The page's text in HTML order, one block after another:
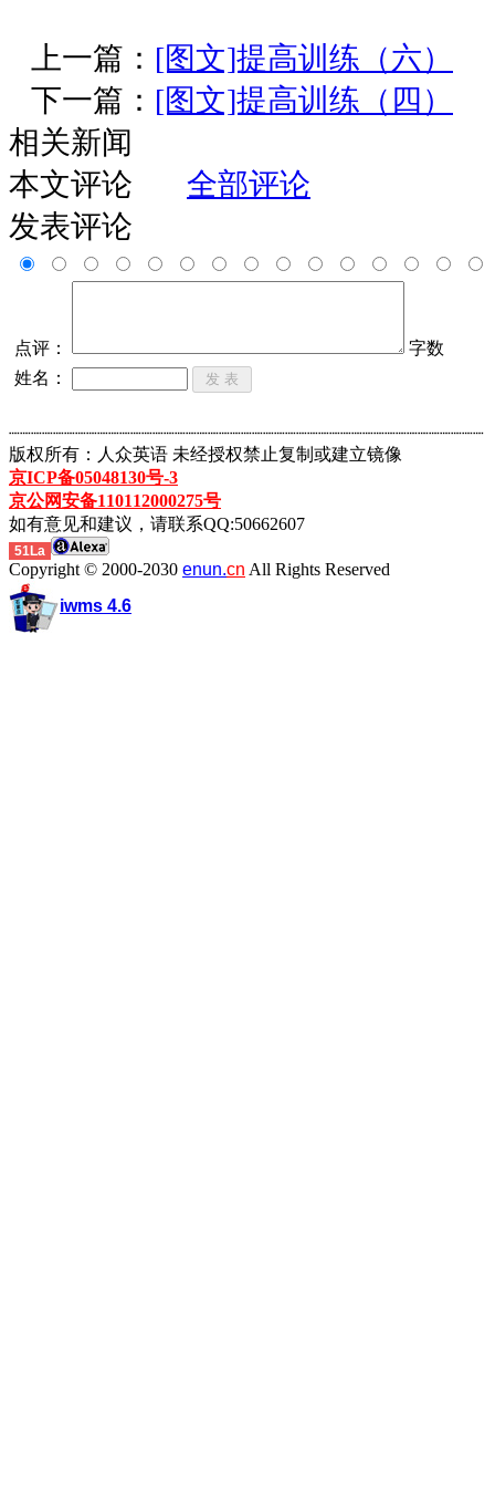
上一篇： [图文]提高训练（六）
下一篇： [图文]提高训练（四）
相关新闻
本文评论
全部评论
发表评论
点评：
字数
姓名：
┈┈┈┈┈┈┈┈┈┈┈┈┈┈┈┈┈┈┈┈┈┈┈┈┈┈┈┈┈┈┈┈┈┈┈┈┈┈┈┈┈┈┈
版权所有：人众英语 未经授权禁止复制或建立镜像
京ICP备05048130号-3
京公网安备110112000275号
如有意见和建议，请联系QQ:50662607
51La
Copyright © 2000-2030 enun.cn All Rights Reserved
iwms 4.6